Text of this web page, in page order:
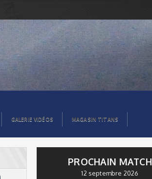
GALERIE VIDÉOS MAGASIN TITANS
PROCHAIN MATCH
12 septembre 2026